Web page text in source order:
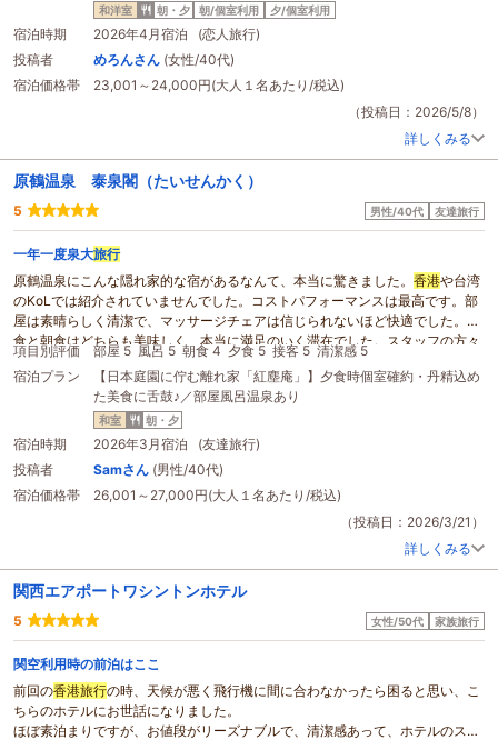
外湯全部、お宿の温泉も貸切温泉まで全て入れたのは幸せでした。
そして、お部屋！
すごく広いし、キレイ！
部屋から外を歩く人の下駄の音がカランコロンと聞こえてくるのも、なんだか
心地良かったです。
駐車場が分かりづらく、最初気づかずに通り過ぎてしまいました。
そこだけが気になったくらいで、他は何もかも大満足の宿泊でした。
和洋室 朝・夕 朝/個室利用 夕/個室利用
宿泊時期
2026年4月宿泊 (恋人旅行)
投稿者
めろんさん (女性/40代)
宿泊価格帯
23,001～24,000円(大人１名あたり/税込)
（投稿日：2026/5/8）
詳しくみる
原鶴温泉 泰泉閣（たいせんかく）
5 男性/40代 友達旅行
一年一度泉大旅行
原鶴温泉にこんな隠れ家的な宿があるなんて、本当に驚きました。 香港や台湾
のKoLでは紹介されていませんでした。コストパフォーマンスは最高です。部
屋は素晴らしく清潔で、マッサージチェアは信じられないほど快適でした。夕
食と朝食はどちらも美味しく、本当に満足のいく滞在でした。スタッフの方々
もとても親切でした。
項目別評価 部屋 5 風呂 5 朝食 4 夕食 5 接客 5 清潔感 5
宿泊プラン
【日本庭園に佇む離れ家「紅塵庵」】夕食時個室確約・丹精込め
た美食に舌鼓♪／部屋風呂温泉あり
和室 朝・夕
宿泊時期
2026年3月宿泊 (友達旅行)
投稿者
Samさん (男性/40代)
宿泊価格帯
26,001～27,000円(大人１名あたり/税込)
（投稿日：2026/3/21）
詳しくみる
関西エアポートワシントンホテル
5 女性/50代 家族旅行
関空利用時の前泊はここ
前回の香港旅行の時、天候が悪く飛行機に間に合わなかったら困ると思い、こ
ちらのホテルにお世話になりました。
ほぼ素泊まりですが、お値段がリーズナブルで、清潔感あって、ホテルのスタ